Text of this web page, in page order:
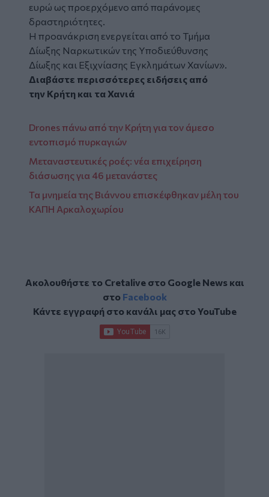
ευρώ ως προερχόμενο από παράνομες
δραστηριότητες.
Η προανάκριση ενεργείται από το Τμήμα
Δίωξης Ναρκωτικών της Υποδιεύθυνσης
Δίωξης και Εξιχνίασης Εγκλημάτων Χανίων».
Διαβάστε περισσότερες ειδήσεις από
την Κρήτη και τα Χανιά
Drones πάνω από την Κρήτη για τον άμεσο
εντοπισμό πυρκαγιών
Μεταναστευτικές ροές: νέα επιχείρηση
διάσωσης για 46 μετανάστες
Τα μνημεία της Βιάννου επισκέφθηκαν μέλη του
ΚΑΠΗ Αρκαλοχωρίου
Ακολουθήστε το Cretalive στο Google Newsκαι
στο Facebook
Κάντε εγγραφή στο κανάλι μας στοYouTube